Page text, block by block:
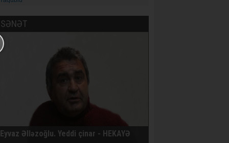
Şəmşad Ağa: İnformasiya axını idarəolunan
mərhələdən idarəolunmaz mərhələyə keçir
Natiq Babayev - Qız adı: Azərbaycan maarifçiliyinin
mənəvi simvolu
Qoderzi Çoxeli. İntizar - Hekayə
Avropa İttifaqı Rusiyaya qarşı 21-ci sanksiya paketini
Prokuror Anar Məmmədliyə 14, Anar Abdullaya isə
13 il həbs cəzası istəyib
AXCP daha bir üzvünün saxlandığını bildirir
SƏNƏT
Eyvaz Əlləzoğlu. Yeddi çinar - HEKAYƏ